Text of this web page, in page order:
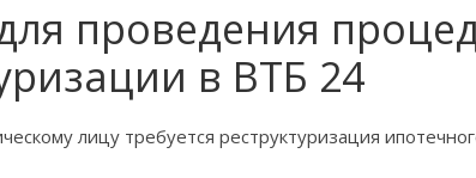
проведения
в ВТБ 24
лицу требуется реструктуризация